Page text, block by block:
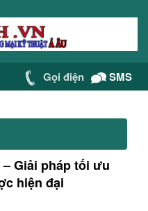
Gọi điện SMS
Giải pháp tối ưu
hiện đại